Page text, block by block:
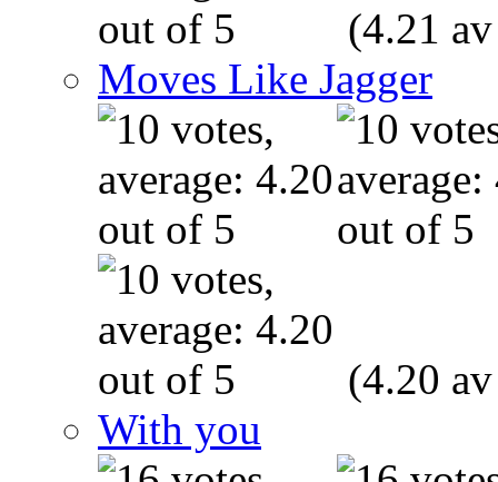
(4.21
Moves Like Jagger
(4.20
With you